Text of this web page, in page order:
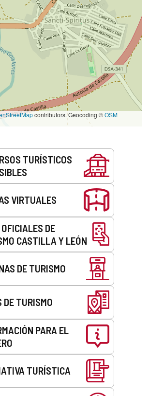
contributors. Geocoding ©OSM
TURÍSTICOS
VIRTUALES
DE
CASTILLA Y LEÓN
DE TURISMO
DE TURISMO
PARA EL
TURÍSTICA